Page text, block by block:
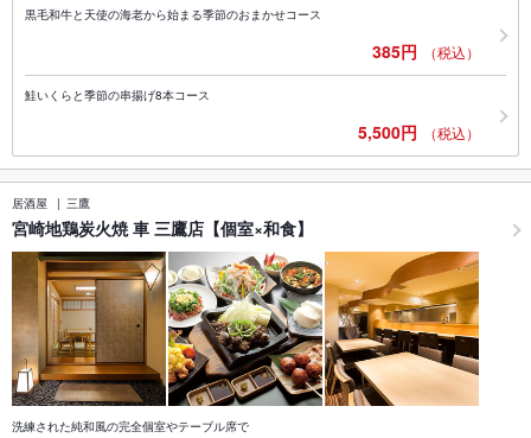
黒毛和牛と天使の海老から始まる季節のおまかせコース
385円 （税込）
鮭いくらと季節の串揚げ8本コース
5,500円 （税込）
居酒屋 三鷹
宮崎地鶏炭火焼 車 三鷹店【個室×和食】
洗練された純和風の完全個室やテーブル席で